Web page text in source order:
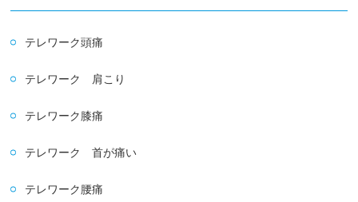
テレワーク頭痛
テレワーク 肩こり
テレワーク膝痛
テレワーク 首が痛い
テレワーク腰痛